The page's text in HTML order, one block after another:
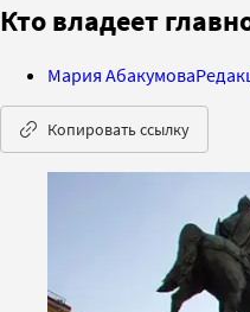
Кто владеет
Мария Абакумова
Копировать ссылку